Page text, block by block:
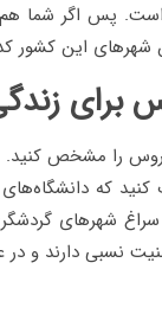
پس اگر شما هم
شهرهای این کشور
برای
را مشخص
که
سراغ شهرهای
دارند و در